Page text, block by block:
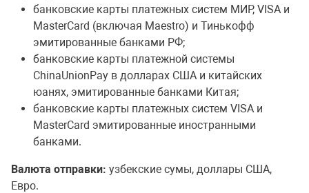
банковские карты платежных систем МИР, VISA и
MasterСard (включая Maestro) и Тинькофф
эмитированные банками РФ;
банковские карты платежной системы
ChinaUnionPay в долларах США и китайских
юанях, эмитированные банками Китая;
банковские карты платежных систем VISA и
MasterСard эмитированные иностранными
банками.
Валюта отправки: узбекские сумы, доллары США,
Евро.